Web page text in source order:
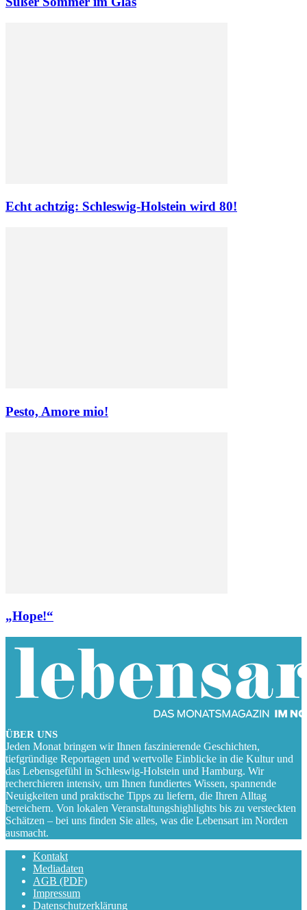
Echt achtzig: Schleswig-Holstein wird 80!
Pesto, Amore mio!
„Hope!“
ÜBER UNS
Jeden Monat bringen wir Ihnen faszinierende Geschichten,
tiefgründige Reportagen und wertvolle Einblicke in die Kultur und
das Lebensgefühl in Schleswig-Holstein und Hamburg. Wir
recherchieren intensiv, um Ihnen fundiertes Wissen, spannende
Neuigkeiten und praktische Tipps zu liefern, die Ihren Alltag
bereichern. Von lokalen Veranstaltungshighlights bis zu versteckten
Schätzen – bei uns finden Sie alles, was die Lebensart im Norden
ausmacht.
Kontakt
Mediadaten
AGB (PDF)
Impressum
Datenschutzerklärung